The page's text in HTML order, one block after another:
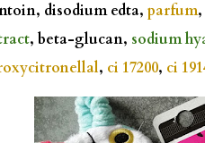
disodium edta, parfum,
, beta-glucan, sodium
, ci 17200, ci